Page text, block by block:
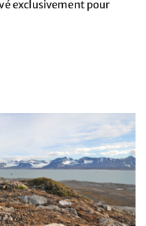
exclusivement pour